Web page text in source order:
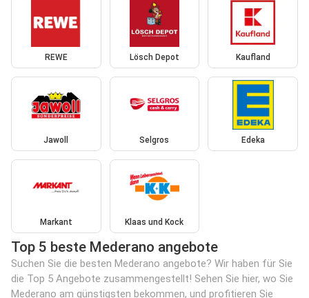
REWE Lösch Depot Kaufland
Jawoll Selgros Edeka
Markant Klaas und Kock
Top 5 beste Mederano angebote
Suchen Sie die besten Mederano angebote? Wir haben für Sie
die Top 5 Angebote zusammengestellt! Sehen Sie hier, wo Sie
Mederano am günstigsten bekommen, und profitieren Sie